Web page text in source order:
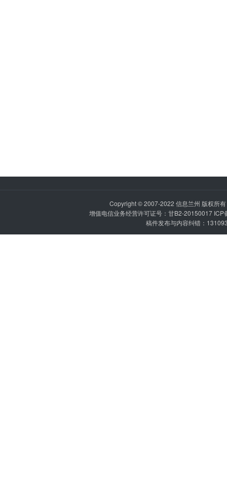
Copyright © 2007-2022 信息兰州 版权所
增值电信业务经营许可证号：甘B2-20150017 ICP
稿件发布与内容纠错：